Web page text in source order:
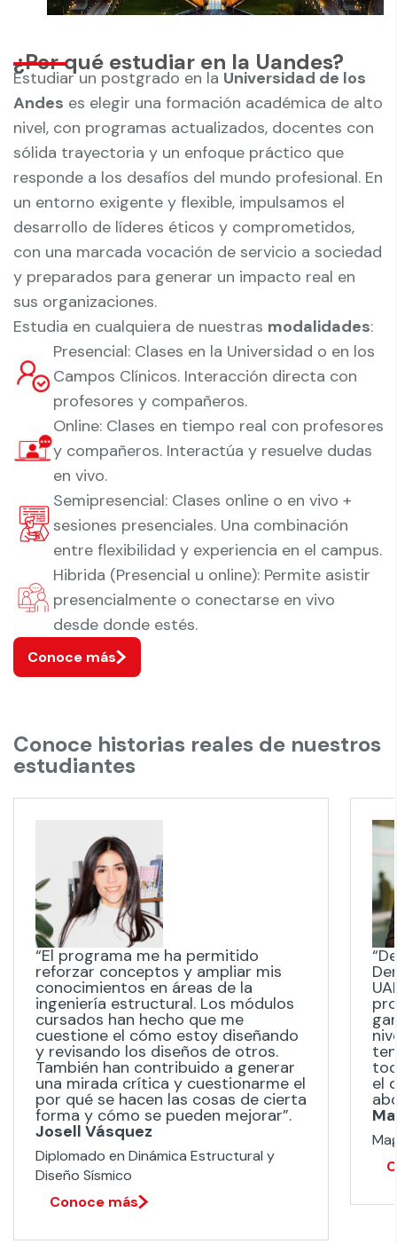
¿Por qué estudiar en la Uandes?
Estudiar un postgrado en la Universidad de los
Andes es elegir una formación académica de alto
nivel, con programas actualizados, docentes con
sólida trayectoria y un enfoque práctico que
responde a los desafíos del mundo profesional. En
un entorno exigente y flexible, impulsamos el
desarrollo de líderes éticos y comprometidos,
con una marcada vocación de servicio a sociedad
y preparados para generar un impacto real en
sus organizaciones.
Estudia en cualquiera de nuestras modalidades:
Presencial: Clases en la Universidad o en los
Campos Clínicos. Interacción directa con
profesores y compañeros.
Online: Clases en tiempo real con profesores
y compañeros. Interactúa y resuelve dudas
en vivo.
Semipresencial: Clases online o en vivo +
sesiones presenciales. Una combinación
entre flexibilidad y experiencia en el campus.
Hibrida (Presencial u online): Permite asistir
presencialmente o conectarse en vivo
desde donde estés.
Conoce más
Conoce historias reales de nuestros
estudiantes
“El programa me ha permitido
reforzar conceptos y ampliar mis
conocimientos en áreas de la
ingeniería estructural. Los módulos
cursados han hecho que me
cuestione el cómo estoy diseñando
y revisando los diseños de otros.
También han contribuido a generar
una mirada crítica y cuestionarme el
por qué se hacen las cosas de cierta
forma y cómo se pueden mejorar”.
Josell Vásquez
Diplomado en Dinámica Estructural y
Diseño Sísmico​
Conoce más
el